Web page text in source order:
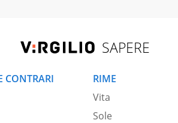
SAPERE
CONTRARI
RIME
Vita
Sole